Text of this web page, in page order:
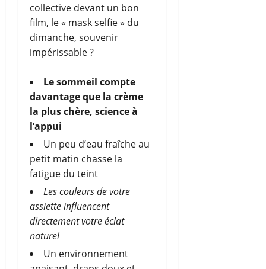
collective devant un bon
film, le « mask selfie » du
dimanche, souvenir
impérissable ?
Le sommeil compte
davantage que la crème
la plus chère, science à
l’appui
Un peu d’eau fraîche au
petit matin chasse la
fatigue du teint
Les couleurs de votre
assiette influencent
directement votre éclat
naturel
Un environnement